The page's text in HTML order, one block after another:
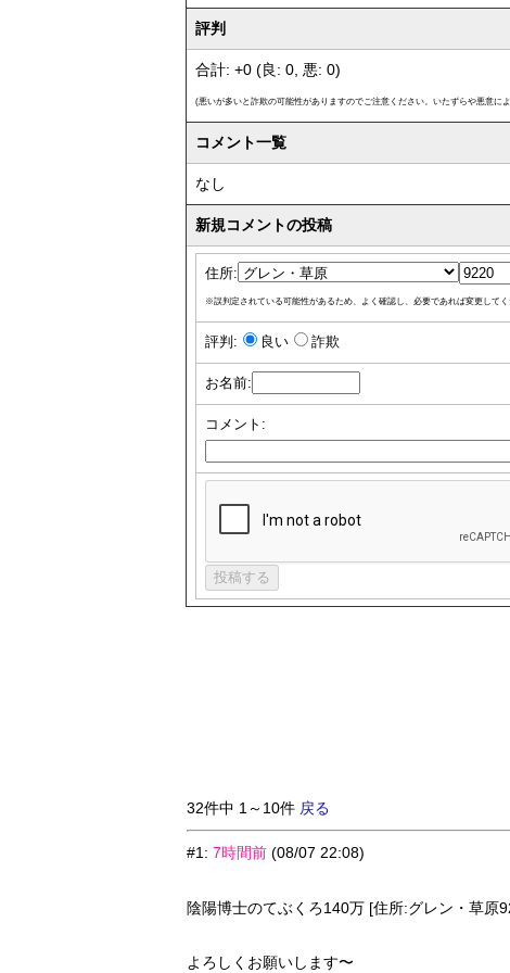
評判
合計: +0 (良: 0, 悪: 0)
(悪いが多いと詐欺の可能性がありますのでご注意ください。いたずらや悪意に
コメント一覧
なし
新規コメントの投稿
住所:
※誤判定されている可能性があるため、よく確認し、必要であれば変更して
評判: 良い 詐欺
お名前:
コメント:
32件中 1～10件 戻る
#1: 7時間前 (08/07 22:08)
陰陽博士のてぶくろ140万 [住所:グレン・草原
よろしくお願いします〜